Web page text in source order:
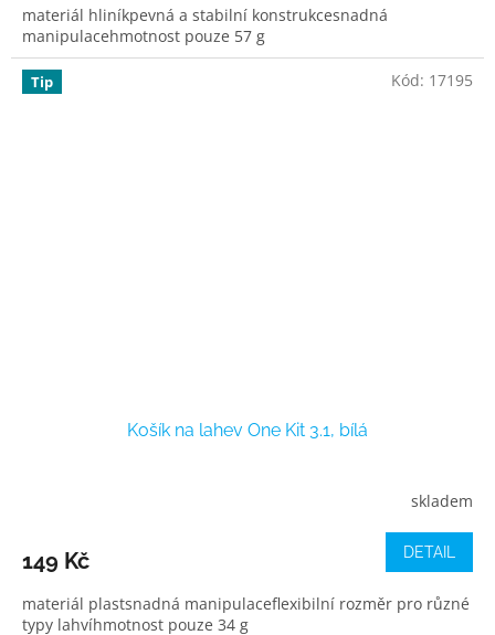
materiál hliníkpevná a stabilní konstrukcesnadná
manipulacehmotnost pouze 57 g
Tip
Košík na lahev One Kit 3.1, bílá
skladem
149 Kč DETAIL
materiál plastsnadná manipulaceflexibilní rozměr pro různé
typy lahvíhmotnost pouze 34 g
Kód: 17195